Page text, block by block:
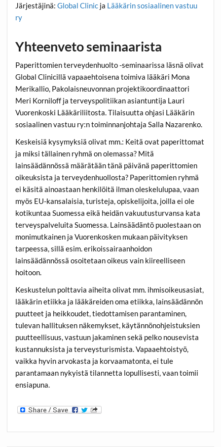
Järjestäjinä:Global Clinic ja Lääkärin sosiaalinen vastuu
ry
Yhteenveto seminaarista
Paperittomien terveydenhuolto -seminaarissa läsnä olivat
Global Clinicillä vapaaehtoisena toimiva lääkäri Mona
Merikallio, Pakolaisneuvonnan projektikoordinaattori
Meri Korniloff ja terveyspolitiikan asiantuntija Lauri
Vuorenkoski Lääkäriliitosta. Tilaisuutta ohjasi Lääkärin
sosiaalinen vastuu ry:n toiminnanjohtaja Salla Nazarenko.
Keskeisiä kysymyksiä olivat mm.: Keitä ovat paperittomat
ja miksi tällainen ryhmä on olemassa? Mitä
lainsäädännössä määrätään tänä päivänä paperittomien
oikeuksista ja terveydenhuollosta? Paperittomien ryhmä
ei käsitä ainoastaan henkilöitä ilman oleskelulupaa, vaan
myös EU-kansalaisia, turisteja, opiskelijoita, joilla ei ole
kotikuntaa Suomessa eikä heidän vakuutusturvansa kata
terveyspalveluita Suomessa. Lainsäädäntö puolestaan on
monimutkainen ja Vuorenkosken mukaan päivityksen
tarpeessa, sillä esim. erikoissairaanhoidon
lainsäädännössä osoitetaan oikeus vain kiireelliseen
hoitoon.
Keskustelun polttavia aiheita olivat mm. ihmisoikeusasiat,
lääkärin etiikka ja lääkäreiden oma etiikka, lainsäädännön
puutteet ja heikkoudet, tiedottamisen parantaminen,
tulevan hallituksen näkemykset, käytännönohjeistuksien
puutteellisuus, vastuun jakaminen sekä pelko nousevista
kustannuksista ja terveysturismista. Vapaaehtoistyö,
vaikka hyvin arvokasta ja korvaamatonta, ei tule
parantamaan nykyistä tilannetta lopullisesti, vaan toimii
ensiapuna.